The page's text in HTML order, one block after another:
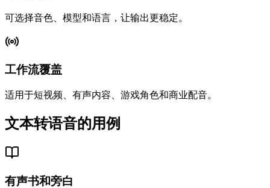
可选择音色、模型和语言，让输出更稳定。
工作流覆盖
适用于短视频、有声内容、游戏角色和商业配音。
文本转语音的用例
有声书和旁白